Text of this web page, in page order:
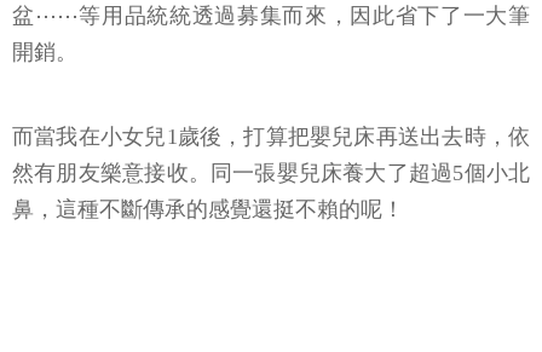
盆⋯⋯等用品統統透過募集而來，因此省下了一大筆
開銷。
而當我在小女兒1歲後，打算把嬰兒床再送出去時，依
然有朋友樂意接收。同一張嬰兒床養大了超過5個小北
鼻，這種不斷傳承的感覺還挺不賴的呢！